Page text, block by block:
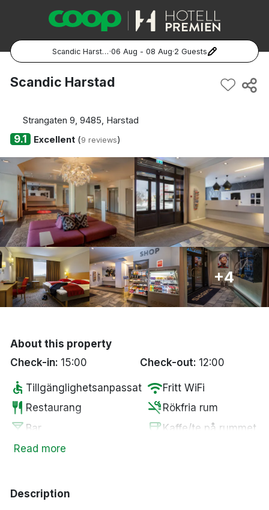
Scandic Harstad ·06 Aug - 08 Aug·2 Guests
Popular Destinations:
Göteborg
Malmö
Hela Norge
Oslo
Bergen
Scandic Harstad
Strangaten 9, 9485, Harstad
9.1 Excellent(9 reviews)
+4
About this property
Check-in: 15:00 Check-out: 12:00
accessible Tillgänglighetsanpassat wifiFritt WiFi
restaurant Restaurang smoke_free Rökfria rum
local_bar Bar coffeeKaffe/te på rummet
local_parkingParkering mot en
Read more
Description